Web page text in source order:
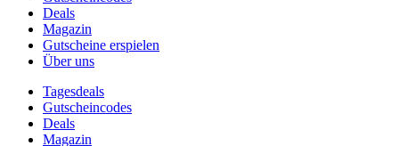
Deals
Magazin
Gutscheine erspielen
Über uns
Tagesdeals
Gutscheincodes
Deals
Magazin